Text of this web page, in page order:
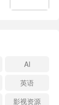
AI
英语
影视资源